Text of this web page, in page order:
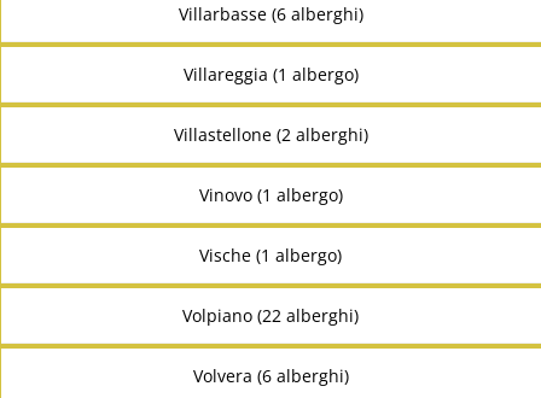
Villarbasse (6 alberghi)
Villareggia (1 albergo)
Villastellone (2 alberghi)
Vinovo (1 albergo)
Vische (1 albergo)
Volpiano (22 alberghi)
Volvera (6 alberghi)